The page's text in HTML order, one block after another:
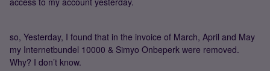
so, Yesterday, I found that in the invoice of March, April and May
my Internetbundel 10000 & Simyo Onbeperk were removed.
Why? I don’t know.